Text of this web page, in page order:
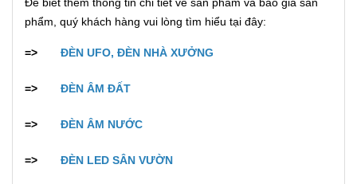
phẩm, quý khách hàng vui lòng tìm hiểu tại đây:
=> ĐÈN UFO, ĐÈN NHÀ XƯỞNG
=> ĐÈN ÂM ĐẤT
=> ĐÈN ÂM NƯỚC
=> ĐÈN LED SÂN VƯỜN